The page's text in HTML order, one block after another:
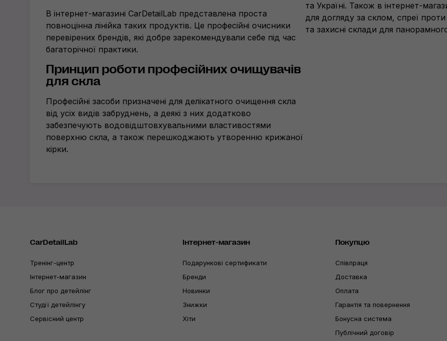
В інтернет-магазині CarDetailLab представлена проста
повноцінна лінійка таких продуктів. Це професійні очисники
перевірених брендів, які добре зарекомендували себе під час
багаторічної практики.
Принцип роботи професійних очищувачів
для скла
Професійні засоби призначені для делікатного очищення скла
від усіх видів забруднень, а деякі з них додатково
забезпечують водовідштовхувальними властивостями
поверхню скла, а також перешкоджають утворенню крижаної
кірки.
та Україні. Також в інтернет-
для догляду за склом, спреї
та захисні склади для
CarDetailLab
Тренінг-центр
Інтернет-магазин
Блог про детейлінг
Студії детейлінгу
Сервісний центр
Інтернет-магазин
Подарункові сертификати
Бренди
Новинки
Знижки
Хіти
Покупцю
Співпраця
Доставка
Оплата
Гарантія та повернення
Бонусна система
Публічний договір